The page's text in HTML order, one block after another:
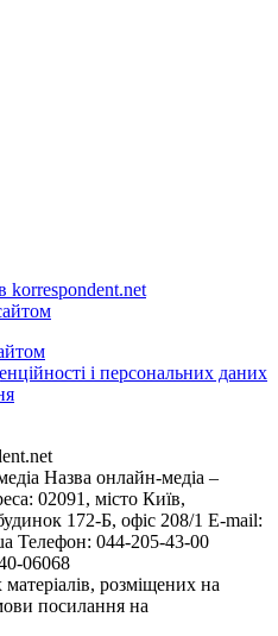
korrespondent.net
і персональних даних
Назва онлайн-медіа –
02091, місто Київ,
172-Б, офіс 208/1 E-mail:
Телефон: 044-205-43-00
06068
розміщених на
посилання на